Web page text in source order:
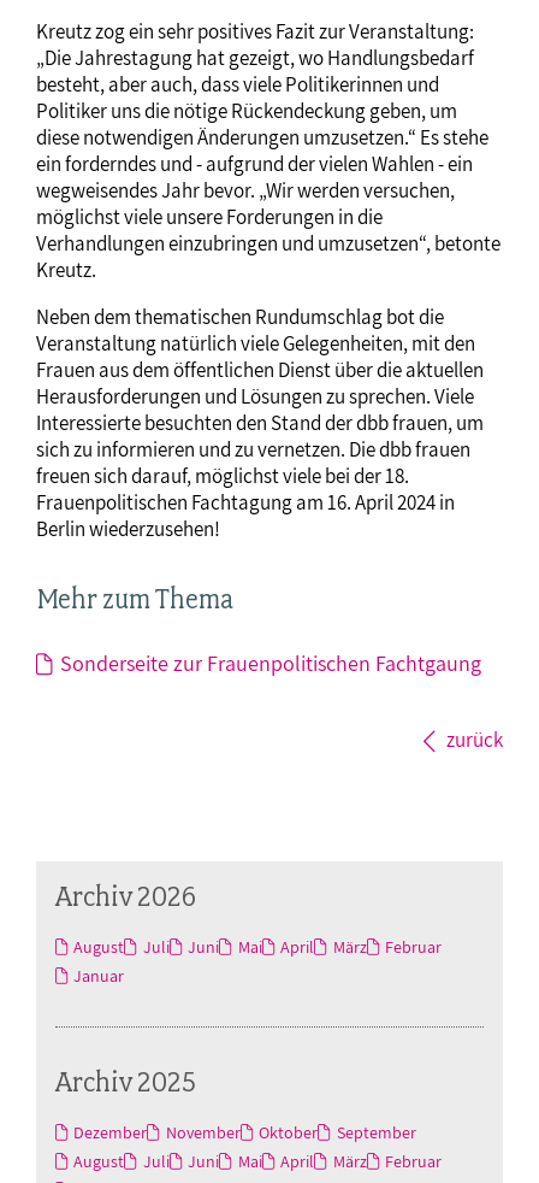
Kreutz zog ein sehr positives Fazit zur Veranstaltung:
„Die Jahrestagung hat gezeigt, wo Handlungsbedarf
besteht, aber auch, dass viele Politikerinnen und
Politiker uns die nötige Rückendeckung geben, um
diese notwendigen Änderungen umzusetzen.“ Es stehe
ein forderndes und - aufgrund der vielen Wahlen - ein
wegweisendes Jahr bevor. „Wir werden versuchen,
möglichst viele unsere Forderungen in die
Verhandlungen einzubringen und umzusetzen“, betonte
Kreutz.
Neben dem thematischen Rundumschlag bot die
Veranstaltung natürlich viele Gelegenheiten, mit den
Frauen aus dem öffentlichen Dienst über die aktuellen
Herausforderungen und Lösungen zu sprechen. Viele
Interessierte besuchten den Stand der dbb frauen, um
sich zu informieren und zu vernetzen. Die dbb frauen
freuen sich darauf, möglichst viele bei der 18.
Frauenpolitischen Fachtagung am 16. April 2024 in
Berlin wiederzusehen!
Mehr zum Thema
Sonderseite zur Frauenpolitischen Fachtgaung
zurück
Archiv 2026
August Juli Juni Mai April März
Februar
Januar
Archiv 2025
Dezember November Oktober
September
August
Juli Juni Mai April März
Februar